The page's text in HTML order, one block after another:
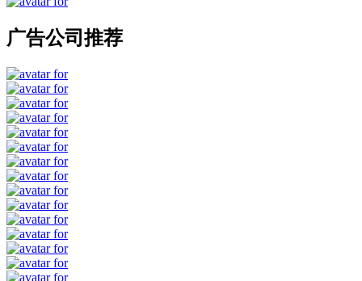
广告公司推荐